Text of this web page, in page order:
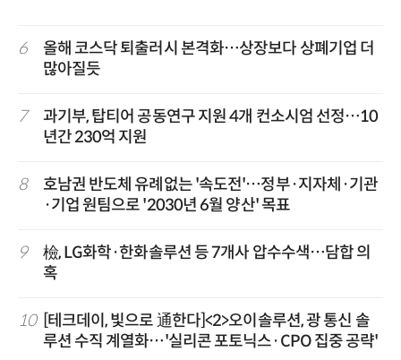
6
올해 코스닥 퇴출러시 본격화…상장보다 상폐기업 더
많아질듯
7
과기부, 탑티어 공동연구 지원 4개 컨소시엄 선정…10
년간 230억 지원
8
호남권 반도체 유례없는 '속도전'…정부·지자체·기관
·기업 원팀으로 '2030년 6월 양산' 목표
9
檢, LG화학·한화솔루션 등 7개사 압수수색…담합 의
혹
10
[테크데이, 빛으로 通한다]<2>오이솔루션, 광 통신 솔
루션 수직 계열화…'실리콘 포토닉스·CPO 집중 공략'